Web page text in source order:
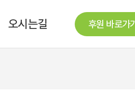
오시는길 후원 바로가기